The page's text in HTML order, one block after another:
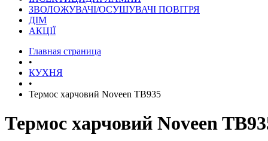
ЗВОЛОЖУВАЧІ/ОСУШУВАЧІ ПОВІТРЯ
ДІМ
АКЦІЇ
Главная страница
•
КУХНЯ
•
Термос харчовий Noveen TB935
Термос харчовий Noveen